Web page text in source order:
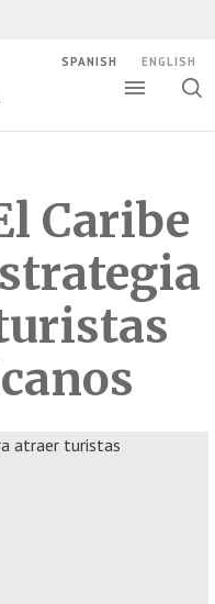
SPANISH ENGLISH
Caribe